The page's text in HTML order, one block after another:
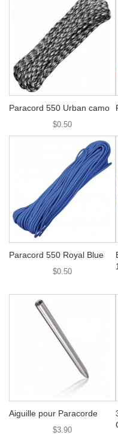
Paracord 550 Urban camo
$0.50
Paracord 550 Royal Blue
$0.50
Aiguille pour Paracorde
$3.90